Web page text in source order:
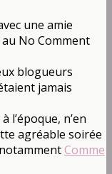
une amie
No Comment
blogueurs
jamais
l’époque, n’en
agréable soirée
Comme